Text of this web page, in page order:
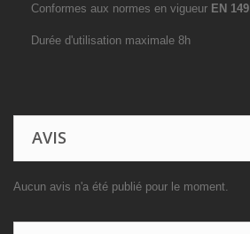
Conformes aux normes en vigueur EN
Durée d'utilisation maximale 8h
AVIS
Aucun avis n'a été publié pour le moment.